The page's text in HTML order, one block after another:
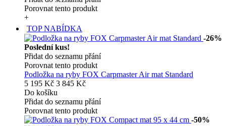
Porovnat tento produkt
+
TOP NABÍDKA
-26%
Poslední kus!
Přidat do seznamu přání
Porovnat tento produkt
Podložka na ryby FOX Carpmaster Air mat Standard
5 195 Kč 3 845 Kč
Do košíku
Přidat do seznamu přání
Porovnat tento produkt
-50%